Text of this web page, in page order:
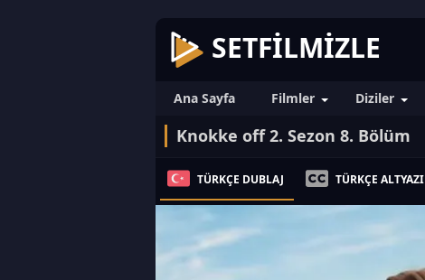
SETFILMIZLE
Ana Sayfa Filmler Diziler
Knokke off 2. Sezon 8. Bölüm
TÜRKÇE DUBLAJ TÜRKÇE ALTYAZI